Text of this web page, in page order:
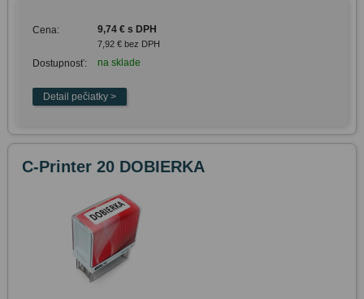
Cena: 9,74 € s DPH
7,92 € bez DPH
Dostupnosť: na sklade
C-Printer 20 DOBIERKA